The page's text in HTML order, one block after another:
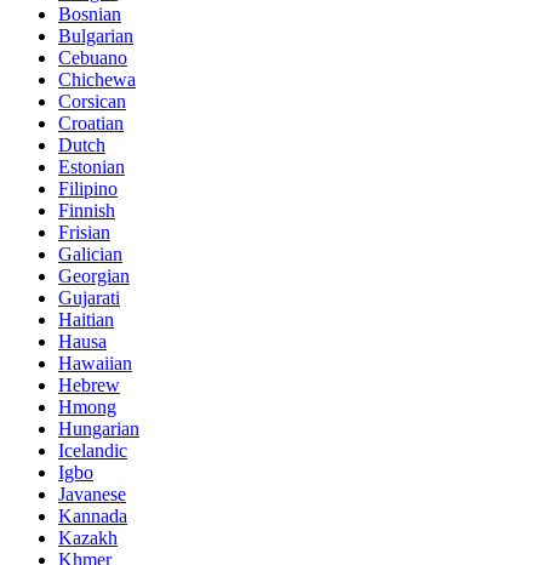
Bosnian
Bulgarian
Cebuano
Chichewa
Corsican
Croatian
Dutch
Estonian
Filipino
Finnish
Frisian
Galician
Georgian
Gujarati
Haitian
Hausa
Hawaiian
Hebrew
Hmong
Hungarian
Icelandic
Igbo
Javanese
Kannada
Kazakh
Khmer